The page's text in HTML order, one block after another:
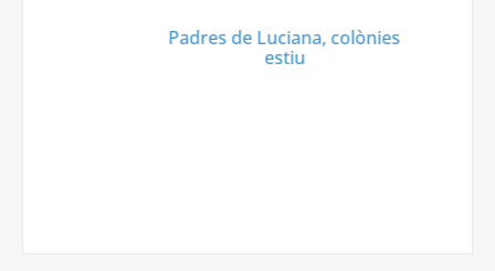
Padres de Luciana, colònies
estiu